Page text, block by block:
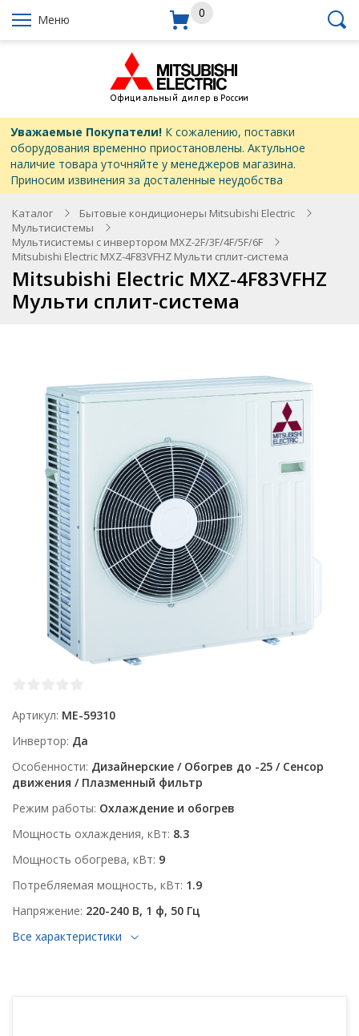
Меню 0
Уважаемые Покупатели!К сожалению, поставки
оборудования временно приостановлены. Актульное
наличие товара уточняйте у менеджеров магазина.
Приносим извинения за досталенные неудобства
Каталог
Бытовые кондиционеры Mitsubishi Electric
Мультисистемы
Мультисистемы с инвертором MXZ-2F/3F/4F/5F/6F
Mitsubishi Electric MXZ-4F83VFHZ Мульти сплит-система
Mitsubishi Electric MXZ-4F83VFHZ
Мульти сплит-система
Артикул ME-59310
Инвертор Да
Особенности Дизайнерские / Обогрев до -25 / Сенсор
движения / Плазменный фильтр
Режим работы Охлаждение и обогрев
Мощность охлаждения, кВт 8.3
Мощность обогрева, кВт 9
Потребляемая мощность, кВт 1.9
Напряжение 220-240 В, 1 ф, 50 Гц
Все характеристики